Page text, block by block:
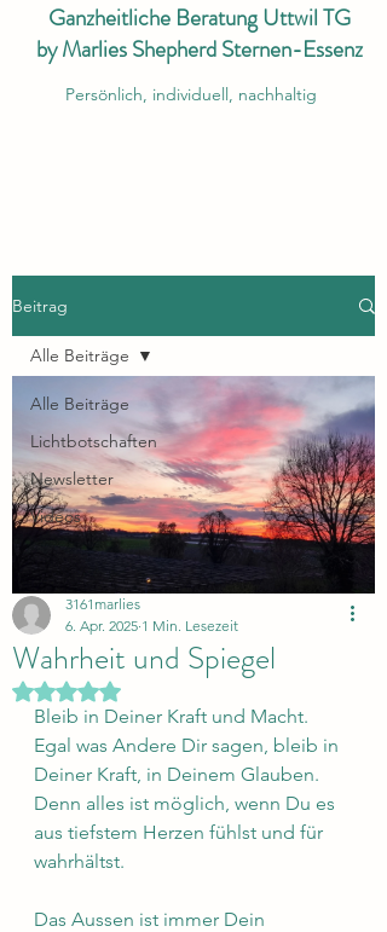
Ganzheitliche Beratung Uttwil TG
by Marlies Shepherd Sternen-Essenz
Persönlich, individuell, nachhaltig
Beitrag
Alle Beiträge
Lichtbotschaften
Newsletter
Videos
Alle Beiträge
Wahrheit und Spiegel
3161marlies
6. Apr. 2025 1 Min. Lesezeit
Mit NaN von 5 Sternen bewertet.
Bleib in Deiner Kraft und Macht.
Egal was Andere Dir sagen, bleib in
Deiner Kraft, in Deinem Glauben.
Denn alles ist möglich, wenn Du es
aus tiefstem Herzen fühlst und für
wahrhältst.
Das Aussen ist immer Dein